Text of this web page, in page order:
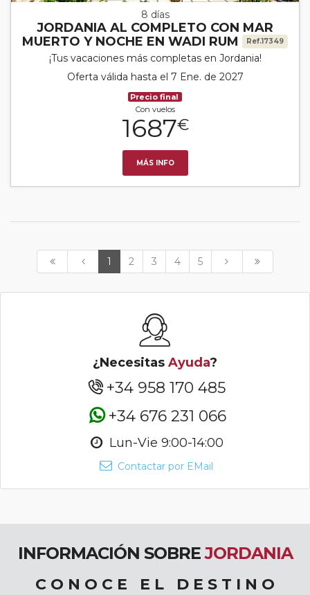
8 días
JORDANIA AL COMPLETO CON MAR
MUERTO Y NOCHE EN WADI RUM
Ref.17349
¡Tus vacaciones más completas en Jordania!
Oferta válida hasta el 7 Ene. de 2027
Precio final
Con vuelos
1687€
MÁS INFO
1 2 3 4 5
¿Necesitas Ayuda?
+34 958 170 485
+34 676 231 066
Lun-Vie 9:00-14:00
Contactar por EMail
INFORMACIÓN SOBREJORDANIA
C O N O C E E L D E S T I N O